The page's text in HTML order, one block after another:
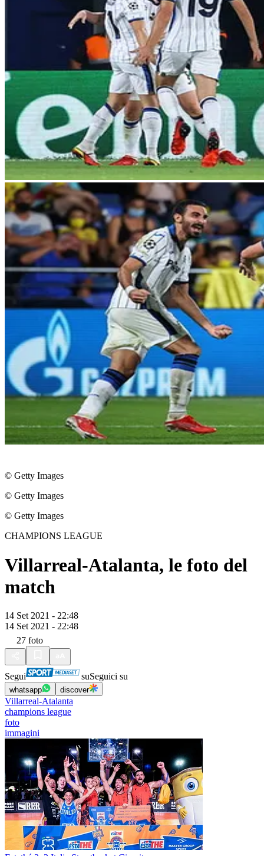
© Getty Images
© Getty Images
© Getty Images
CHAMPIONS LEAGUE
Villarreal-Atalanta, le foto del
match
14 Set 2021 - 22:48
14 Set 2021 - 22:48
27 foto
Segui suSeguici su
whatsapp discover
Villarreal-Atalanta
champions league
foto
immagini